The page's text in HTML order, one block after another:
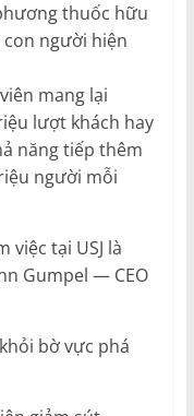
thuốc hữu
người hiện
mang lại
lượt khách hay
năng tiếp thêm
người mỗi
việc tại USJ là
Gumpel — CEO
bờ vực phá